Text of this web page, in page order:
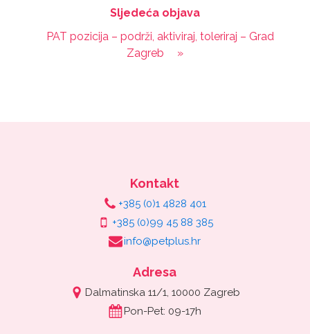
Sljedeća objava
PAT pozicija – podrži, aktiviraj, toleriraj – Grad
Zagreb
»
Kontakt
+385 (0)1 4828 401
+385 (0)99 45 88 385
info@petplus.hr
Adresa
Dalmatinska 11/1, 10000 Zagreb
Pon-Pet: 09-17h